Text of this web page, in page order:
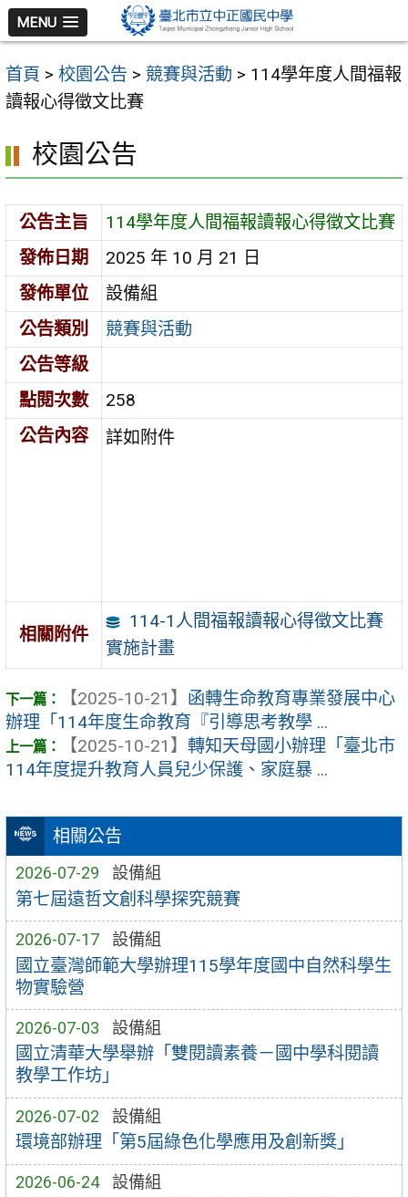
跳
至
主
要
容
區
MENU
首頁 > 校園公告 > 競賽與活動 > 114學年度人間福報
讀報心得徵文比賽
相關公告
2026-07-29 設備組
第七屆遠哲文創科學探究競賽
2026-07-17 設備組
國立臺灣師範大學辦理115學年度國中自然科學生
物實驗營
2026-07-03 設備組
國立清華大學舉辦「雙閱讀素養－國中學科閱讀
教學工作坊」
2026-07-02 設備組
環境部辦理「第5屆綠色化學應用及創新獎」
2026-06-24 設備組
校園公告
公告主旨
114學年度人間福報讀報心得徵文比賽
發佈日期
2025 年 10 月 21 日
發佈單位
設備組
公告類別
競賽與活動
公告等級
點閱次數
258
公告內容
詳如附件
相關附件
114-1人間福報讀報心得徵文比賽
實施計畫
【2025-10-21】 函轉生命教育專業發展中心
辦理「114年度生命教育『引導思考教學 ...
【2025-10-21】 轉知天母國小辦理「臺北市
114年度提升教育人員兒少保護、家庭暴 ...